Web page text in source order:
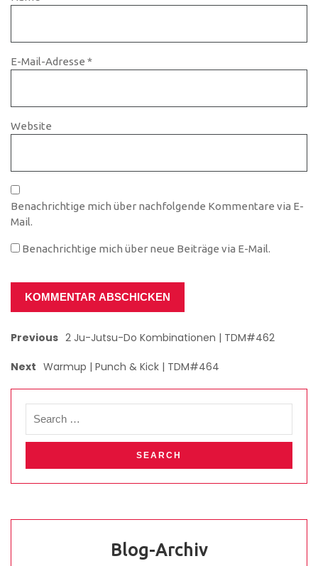
E-Mail-Adresse *
Website
Benachrichtige mich über nachfolgende Kommentare via E-
Mail.
Benachrichtige mich über neue Beiträge via E-Mail.
Previous 2 Ju-Jutsu-Do Kombinationen | TDM#462
Next Warmup | Punch & Kick | TDM#464
Blog-Archiv